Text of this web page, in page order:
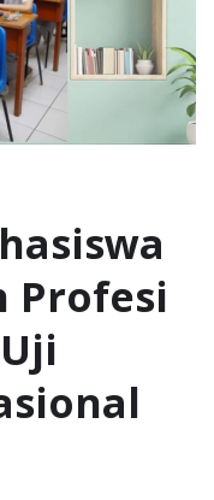
Profesi